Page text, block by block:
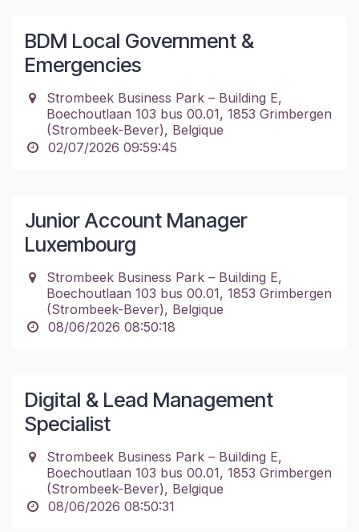
BDM Local Government &
Emergencies
Strombeek Business Park – Building E,
Boechoutlaan 103 bus 00.01, 1853 Grimbergen
(Strombeek-Bever), Belgique
02/07/2026 09:59:45
Junior Account Manager
Luxembourg
Strombeek Business Park – Building E,
Boechoutlaan 103 bus 00.01, 1853 Grimbergen
(Strombeek-Bever), Belgique
08/06/2026 08:50:18
Digital & Lead Management
Specialist
Strombeek Business Park – Building E,
Boechoutlaan 103 bus 00.01, 1853 Grimbergen
(Strombeek-Bever), Belgique
08/06/2026 08:50:31